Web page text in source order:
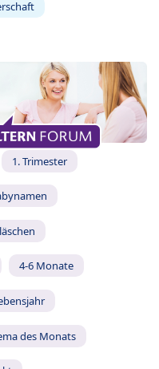
1. Trimester
4-6 Monate
des Monats